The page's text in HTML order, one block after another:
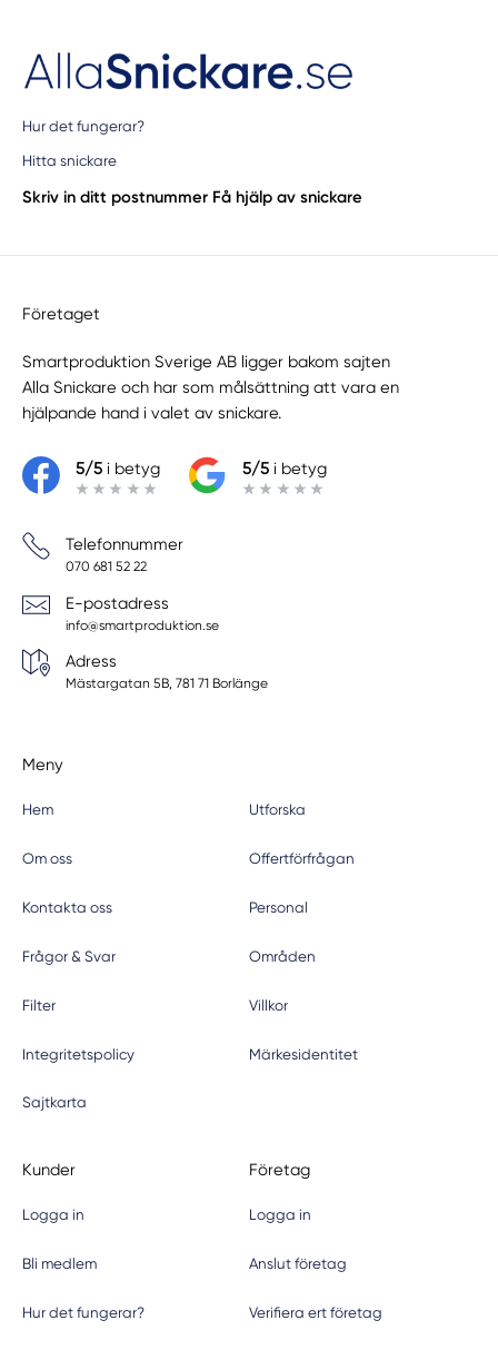
Hur det fungerar?
Hitta snickare
Skriv in ditt postnummer Få hjälp av snickare
Företaget
Smartproduktion Sverige AB ligger bakom sajten
Alla Snickare och har som målsättning att vara en
hjälpande hand i valet av snickare.
5/5i betyg 5/5i betyg
Telefonnummer
070 681 52 22
E-postadress
info@smartproduktion.se
Adress
Mästargatan 5B, 781 71 Borlänge
Meny
Hem Utforska
Om oss Offertförfrågan
Kontakta oss Personal
Frågor & Svar Områden
Filter Villkor
Integritetspolicy Märkesidentitet
Sajtkarta
Kunder
Logga in
Bli medlem
Hur det fungerar?
Företag
Logga in
Anslut företag
Verifiera ert företag